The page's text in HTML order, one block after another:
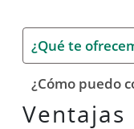
¿Qué te
¿Cómo puedo
Ventajas